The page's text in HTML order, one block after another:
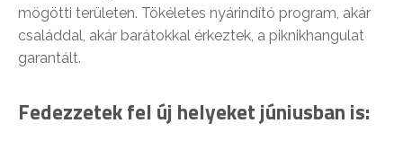
mögötti területen. Tökéletes nyárindító program, akár
családdal, akár barátokkal érkeztek, a piknikhangulat
garantált.
Fedezzetek fel új helyeket júniusban is: